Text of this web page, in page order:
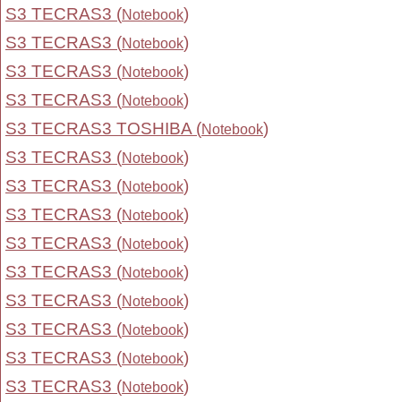
S3 TECRAS3 (Notebook)
S3 TECRAS3 (Notebook)
S3 TECRAS3 (Notebook)
S3 TECRAS3 (Notebook)
S3 TECRAS3 TOSHIBA (Notebook)
S3 TECRAS3 (Notebook)
S3 TECRAS3 (Notebook)
S3 TECRAS3 (Notebook)
S3 TECRAS3 (Notebook)
S3 TECRAS3 (Notebook)
S3 TECRAS3 (Notebook)
S3 TECRAS3 (Notebook)
S3 TECRAS3 (Notebook)
S3 TECRAS3 (Notebook)